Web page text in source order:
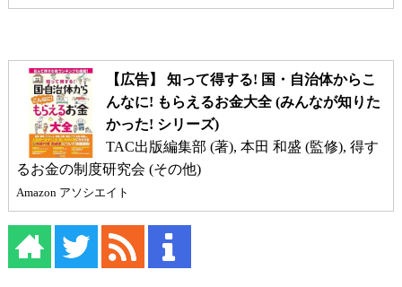
【広告】 知って得する! 国・自治体からこ
んなに! もらえるお金大全 (みんなが知りた
かった! シリーズ)
TAC出版編集部 (著), 本田 和盛 (監修), 得す
るお金の制度研究会 (その他)
Amazon アソシエイト